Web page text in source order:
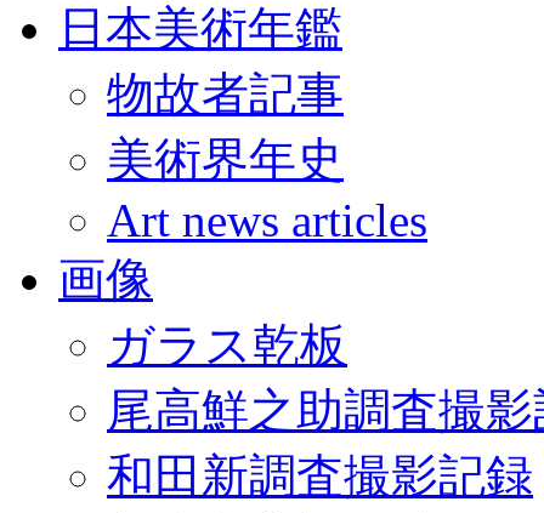
日本美術年鑑
物故者記事
美術界年史
Art news articles
画像
ガラス乾板
尾高鮮之助調査撮
和田新調査撮影記録